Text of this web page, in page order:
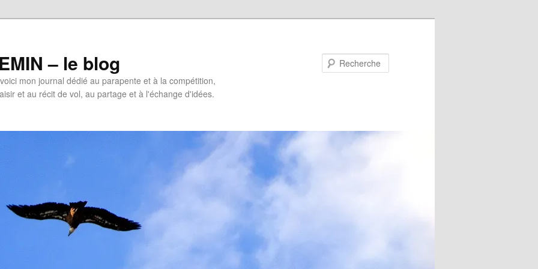
– le blog
mon journal dédié au parapente et à la compétition,
et au récit de vol, au partage et à l'échange d'idées.